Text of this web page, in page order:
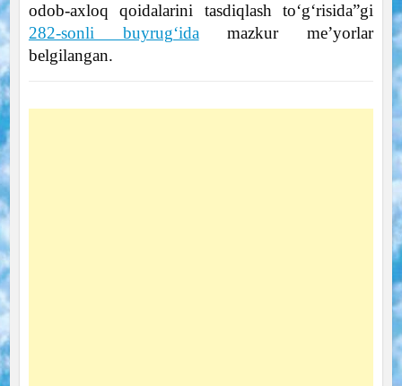
odob-axloq qoidalarini tasdiqlash to‘g‘risida”gi
282-sonli buyrug‘idamazkur me’yorlar
belgilangan.